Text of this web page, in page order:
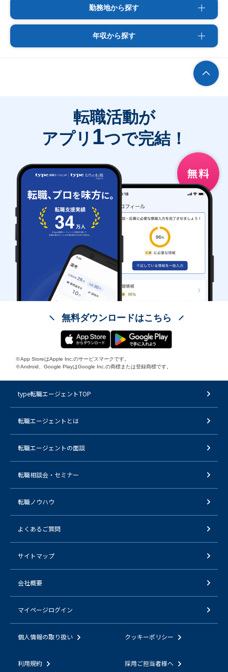
勤務地から探す
年収から探す
転職活動が
アプリ 1つで完結！
無料ダウンロードはこちら
※App StoreはApple Inc.のサービスマークです。
※Android、Google PlayはGoogle Inc.の商標または登録商標です。
type転職エージェントTOP
転職エージェントとは
転職エージェントの面談
転職相談会・セミナー
転職ノウハウ
よくあるご質問
サイトマップ
会社概要
マイページログイン
個人情報の取り扱い クッキーポリシー
利用規約 採用ご担当者様へ